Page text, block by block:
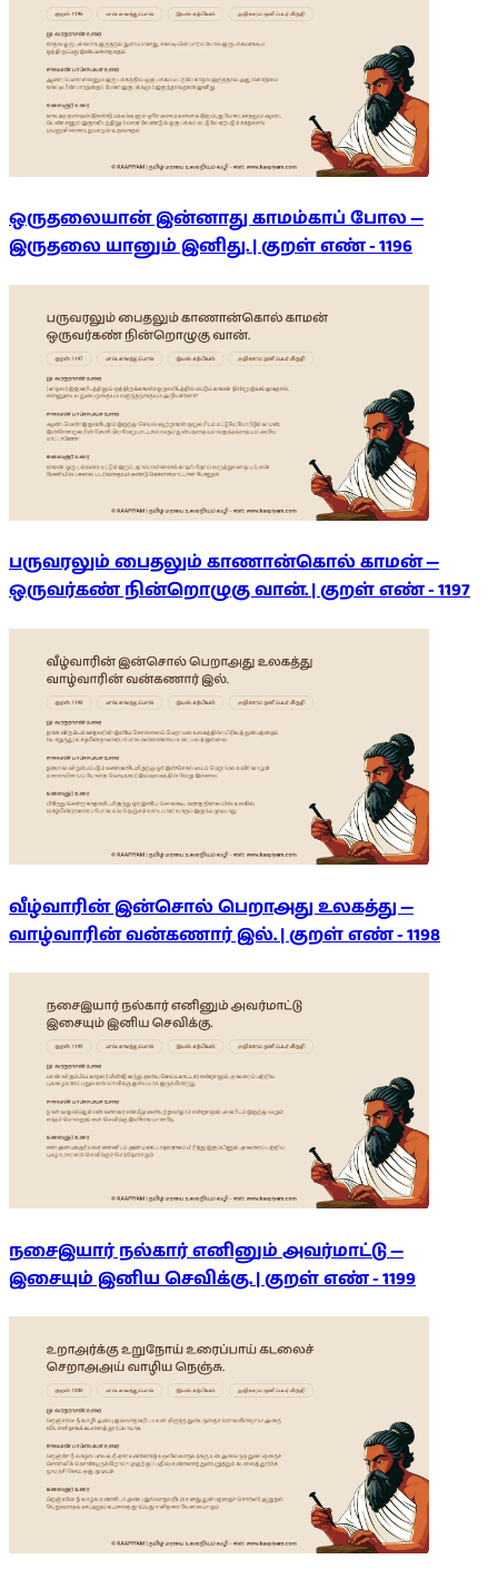
ஒருதலையான் இன்னாது காமம்காப் போல —
இருதலை யானும் இனிது. | குறள் எண் -1196
பருவரலும் பைதலும் காணான்கொல் காமன் —
ஒருவர்கண் நின்றொழுகு வான். | குறள் எண் -1197
வீழ்வாரின் இன்சொல் பெறாஅது உலகத்து —
வாழ்வாரின் வன்கணார் இல். | குறள் எண் -1198
நசைஇயார் நல்கார் எனினும் அவர்மாட்டு —
இசையும் இனிய செவிக்கு. | குறள் எண் -1199